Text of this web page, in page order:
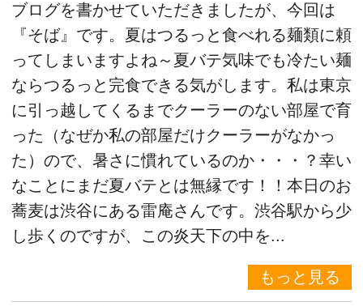
ブログを書かせていただきましたが、今回は
『そば』です。夏はつるっと食べれる麺類に頼
ってしまいますよね～夏バテ気味でも冷たい麺
ならつるっと完食できる気がします。私は東京
に引っ越してくるまでクーラーのない部屋で育
った（なぜか私の部屋だけクーラーがなかっ
た）ので、暑さに慣れているのか・・・？幸い
なことにまだ夏バテとは無縁です！！本日のお
蕎麦は渋谷にある雷庵さんです。渋谷駅から少
し歩くのですが、この炎天下の中を...
もっと見る